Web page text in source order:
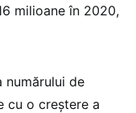
milioane în 2020,
numărului de
cu o creștere a